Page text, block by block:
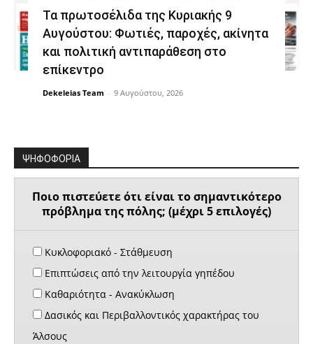
Τα πρωτοσέλιδα της Κυριακής 9
Αυγούστου: Φωτιές, παροχές, ακίνητα
και πολιτική αντιπαράθεση στο
επίκεντρο
Dekeleias Team - 9 Αυγούστου, 2026
ΨΗΦΟΦΟΡΙΑ
Ποιο πιστεύετε ότι είναι το σημαντικότερο
πρόβλημα της πόλης; (μέχρι 5 επιλογές)
Κυκλοφοριακό - Στάθμευση
Επιπτώσεις από την λειτουργία γηπέδου
Καθαριότητα - Ανακύκλωση
Δασικός και Περιβαλλοντικός χαρακτήρας του
Άλσους